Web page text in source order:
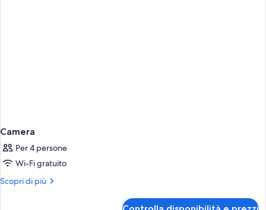
Camera
Per 4 persone
Wi-Fi gratuito
Scopri di più
Altri